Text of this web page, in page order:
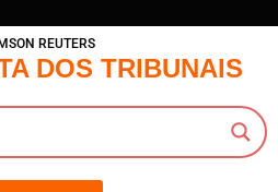
REUTERS
DOS TRIBUNAIS